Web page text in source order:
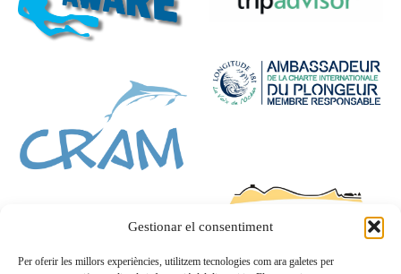
Gestionar el consentiment
Per oferir les millors experiències, utilitzem tecnologies com ara galetes per